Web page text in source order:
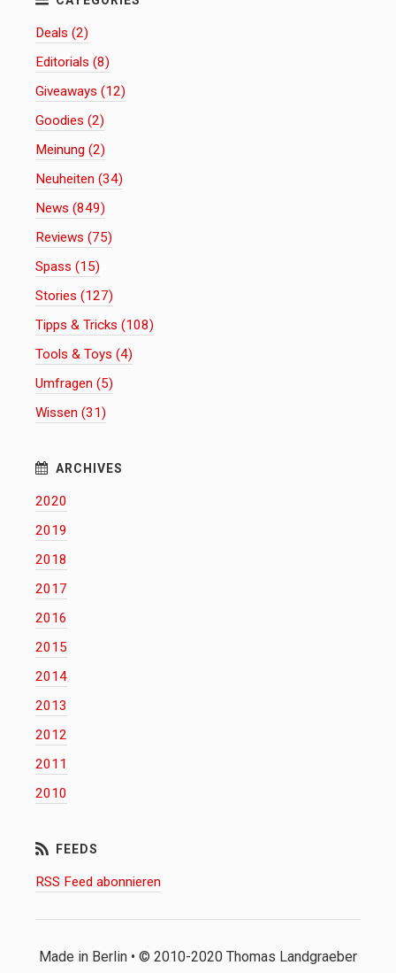
Deals (2)
Editorials (8)
Giveaways (12)
Goodies (2)
Meinung (2)
Neuheiten (34)
News (849)
Reviews (75)
Spass (15)
Stories (127)
Tipps & Tricks (108)
Tools & Toys (4)
Umfragen (5)
Wissen (31)
2020
2019
2018
2017
2016
2015
2014
2013
2012
2011
2010
RSS Feed abonnieren
Made in Berlin • © 2010-2020 Thomas Landgraeber